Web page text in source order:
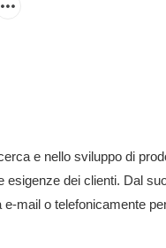
e nello sviluppo di
dei clienti. Dal
mail o telefonicamente